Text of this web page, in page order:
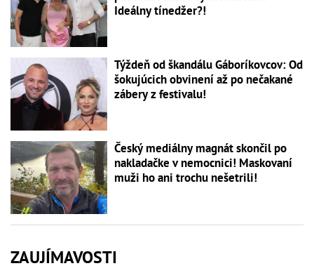
Ideálny tínedžer?!
Týždeň od škandálu Gáboríkovcov: Od
šokujúcich obvinení až po nečakané
zábery z festivalu!
Český mediálny magnát skončil po
nakladačke v nemocnici! Maskovaní
muži ho ani trochu nešetrili!
ZAUJÍMAVOSTI